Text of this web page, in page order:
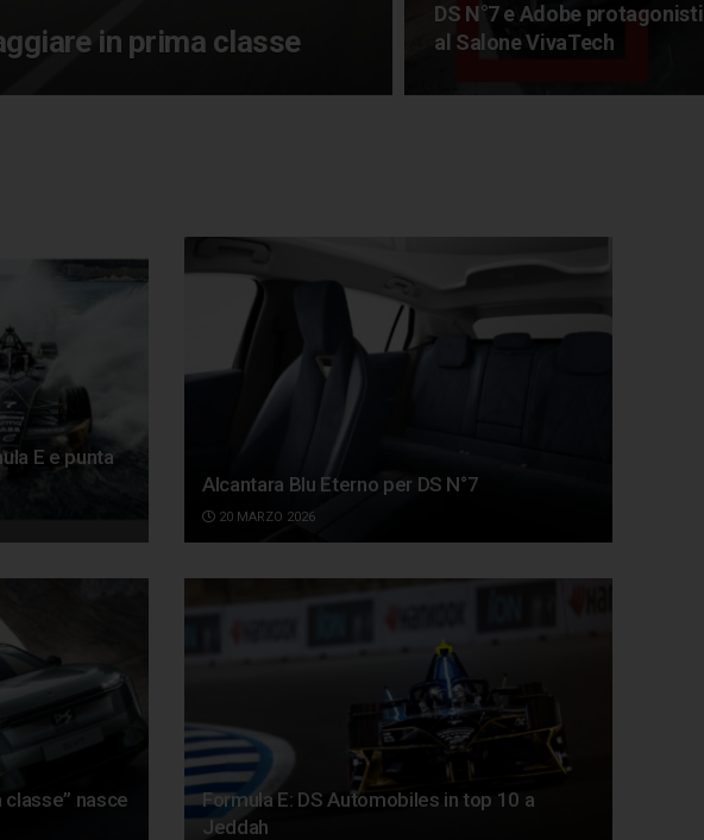
in prima classe
DS N°7 e Adobe protagonisti
al Salone VivaTech
E e punta
Alcantara Blu Eterno per DS N°7
20 MARZO 2026
classe” nasce
Formula E: DS Automobiles in top 10 a
Jeddah